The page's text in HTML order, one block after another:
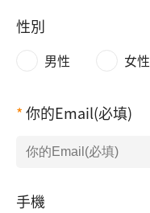
性別
男性 女性
你的Email(必填)
手機